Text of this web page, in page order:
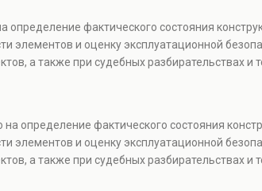
фактического состояния
элементов и оценку эксплуатационной
а также при судебных разбирательствах и
определение фактического состояния
элементов и оценку эксплуатационной
а также при судебных разбирательствах и